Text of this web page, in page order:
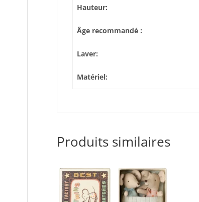
Hauteur:
Âge recommandé :
Laver:
Matériel:
Produits similaires